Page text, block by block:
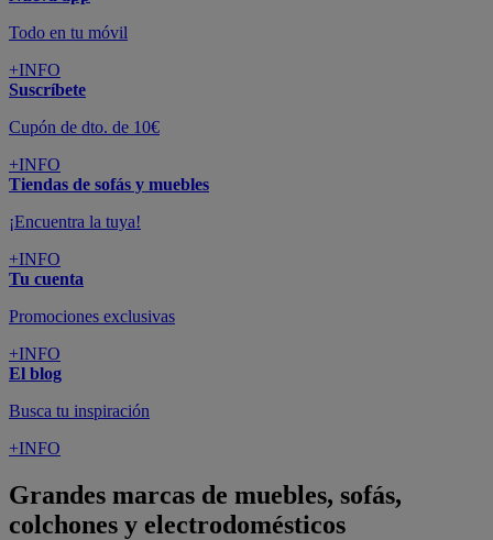
Todo en tu móvil
+INFO
Suscríbete
Cupón de dto. de 10€
+INFO
Tiendas de sofás y muebles
¡Encuentra la tuya!
+INFO
Tu cuenta
Promociones exclusivas
+INFO
El blog
Busca tu inspiración
+INFO
Grandes marcas de muebles, sofás,
colchones y electrodomésticos